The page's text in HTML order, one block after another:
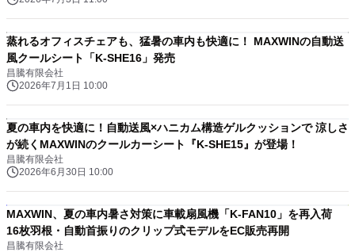
蒸れるオフィスチェアも、猛暑の車内も快適に！ MAXWINの自動送
風クールシート「K-SHE16」発売
昌騰有限会社
2026年7月1日 10:00
夏の車内を快適に！自動送風×ハニカム構造ゲルクッションで 涼しさ
が続くMAXWINのクールカーシート『K-SHE15』が登場！
昌騰有限会社
2026年6月30日 10:00
MAXWIN、夏の車内暑さ対策に車載扇風機「K-FAN10」を再入荷
16枚羽根・自動首振りのクリップ式モデルをEC販売再開
昌騰有限会社